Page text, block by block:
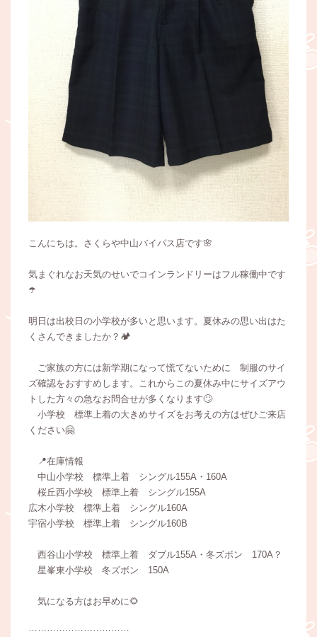
こんにちは。さくらや中山バイパス店です🌸
気まぐれなお天気のせいでコインランドリーはフル稼働中です
☂️
明日は出校日の小学校が多いと思います。夏休みの思い出はた
くさんできましたか？🏕️
ご家族の方には新学期になって慌てないために 制服のサイ
ズ確認をおすすめします。これからこの夏休み中にサイズアウ
トした方々の急なお問合せが多くなります🙄
小学校 標準上着の大きめサイズをお考えの方はぜひご来店
ください🤗
📍在庫情報
中山小学校 標準上着 シングル155A・160A
桜丘西小学校 標準上着 シングル155A
広木小学校 標準上着 シングル160A
宇宿小学校 標準上着 シングル160B
西谷山小学校 標準上着 ダブル155A・冬ズボン 170A？
星峯東小学校 冬ズボン 150A
気になる方はお早めに🌻
……………………………